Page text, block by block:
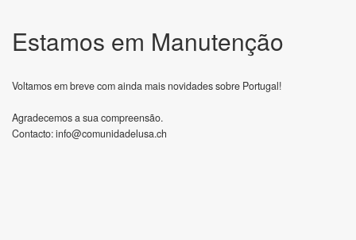
Estamos em Manutenção
Voltamos em breve com ainda mais novidades sobre Portugal!
Agradecemos a sua compreensão.
Contacto:info@comunidadelusa.ch